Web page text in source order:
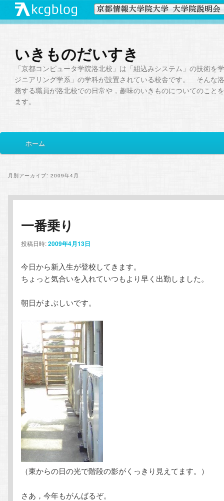
いきものだいすき
「京都コンピュータ学院洛北校」は「組込みシステム」の技術を
ジニアリング学系」の学科が設置されている校舎です。 そんな
務する職員が洛北校での日常や，趣味のいきものについてのこと
ます。
イ
メ
ン
コ
ン
テ
移
動
サ
コ
ン
テ
ン
動
ホーム
月別アーカイブ:2009年4月
一番乗り
投稿日時:2009年4月13日
今日から新入生が登校してきます。
ちょっと気合いを入れていつもより早く出勤しました。
朝日がまぶしいです。
（東からの日の光で階段の影がくっきり見えてます。）
さあ，今年もがんばるぞ。